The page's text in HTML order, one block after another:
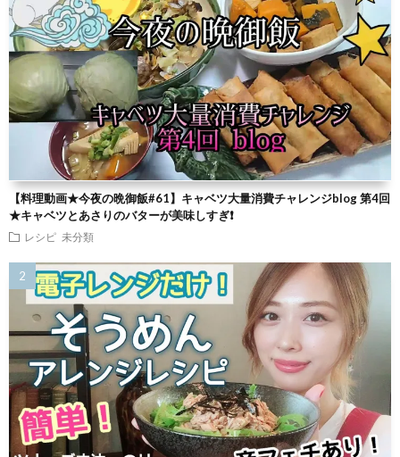
【料理動画★今夜の晩御飯#61】キャベツ大量消費チャレンジblog 第4回
★キャベツとあさりのバターが美味しすぎ❗
レシピ 未分類